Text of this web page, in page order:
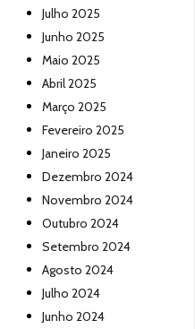
Julho 2025
Junho 2025
Maio 2025
Abril 2025
Março 2025
Fevereiro 2025
Janeiro 2025
Dezembro 2024
Novembro 2024
Outubro 2024
Setembro 2024
Agosto 2024
Julho 2024
Junho 2024